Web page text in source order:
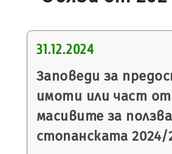
31.12.2024
Заповеди за
имоти или част
масивите за
стопанската 2024/